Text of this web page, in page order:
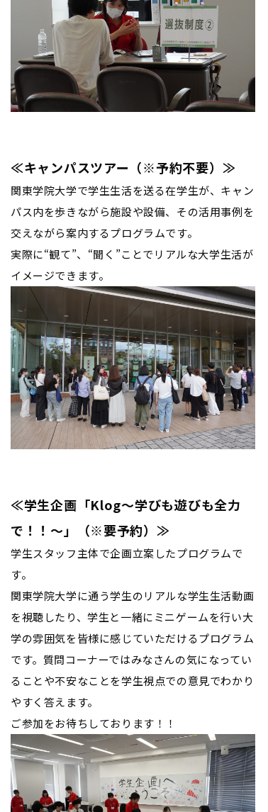
≪キャンパスツアー（※予約不要）≫
関東学院大学で学生生活を送る在学生が、キャン
パス内を歩きながら施設や設備、その活用事例を
交えながら案内するプログラムです。
実際に“観て”、“聞く”ことでリアルな大学生活が
イメージできます。
≪学生企画「Klog～学びも遊びも全力
で！！～」（※要予約）≫
学生スタッフ主体で企画立案したプログラムで
す。
関東学院大学に通う学生のリアルな学生生活動画
を視聴したり、学生と一緒にミニゲームを行い大
学の雰囲気を皆様に感じていただけるプログラム
です。質問コーナーではみなさんの気になってい
ることや不安なことを学生視点での意見でわかり
やすく答えます。
ご参加をお待ちしております！！